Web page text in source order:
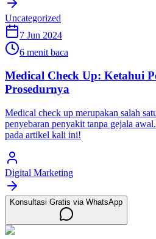
Uncategorized
7 Jun 2024
6 menit baca
Medical Check Up: Ketahui
Prosedurnya
Medical check up merupakan salah
penyebaran penyakit tanpa gejala
pada artikel kali ini!
Digital Marketing
Konsultasi Gratis via WhatsApp